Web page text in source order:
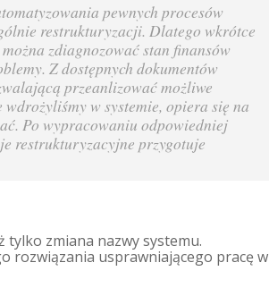
pewnych procesów
restrukturyzacji. Dlatego wkrótce
zdiagnozować stan finansów
Z dostępnych dokumentów
przeanlizować możliwe
w systemie, opiera się na
Po wypracowaniu odpowiedniej
restrukturyzacyjne przygotuje
tylko zmiana nazwy systemu.
rozwiązania usprawniającego pracę w